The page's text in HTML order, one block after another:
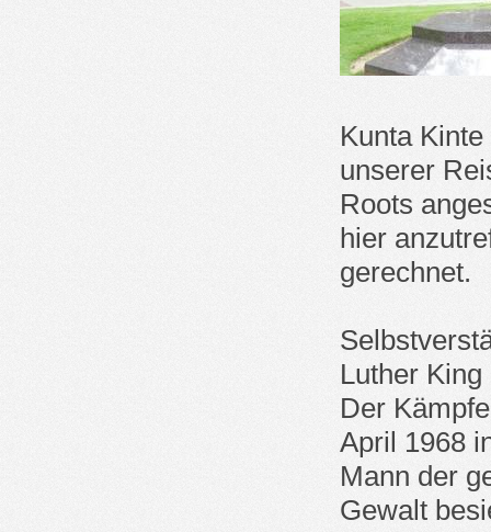
Kunta
unserer
Roots
hier
gerechnet.
Luther
Der
April 1968
Mann der
Gewalt